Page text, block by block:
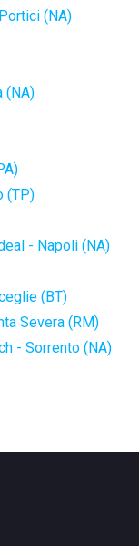
(NA)
(NA)
(TP)
- Napoli (NA)
(BT)
Severa (RM)
- Sorrento (NA)